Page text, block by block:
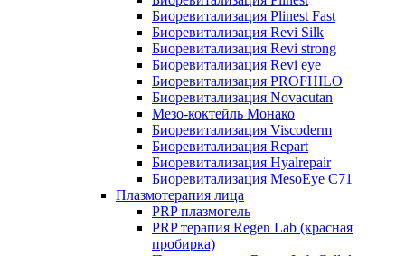
Биоревитализация Plinest Fast
Биоревитализация Revi Silk
Биоревитализация Revi strong
Биоревитализация Revi eye
Биоревитализация PROFHILO
Биоревитализация Novacutan
Мезо-коктейль Монако
Биоревитализация Viscoderm
Биоревитализация Repart
Биоревитализация Hyalrepair
Биоревитализация MesoEye C71
Плазмотерапия лица
PRP плазмогель
PRP терапия Regen Lab (красная
пробирка)